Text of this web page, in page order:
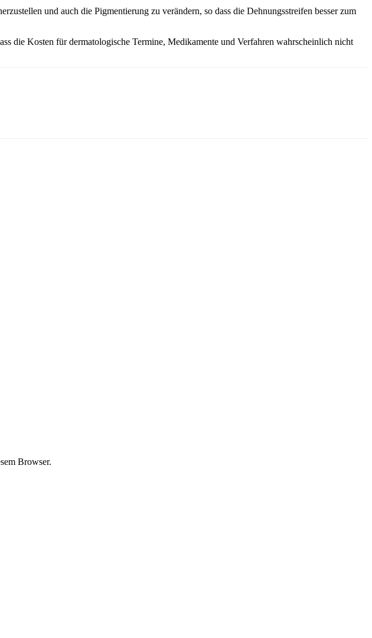
und auch die Pigmentierung zu verändern, so dass die Dehnungsstreifen besser zum
die Kosten für dermatologische Termine, Medikamente und Verfahren wahrscheinlich nicht
Browser.